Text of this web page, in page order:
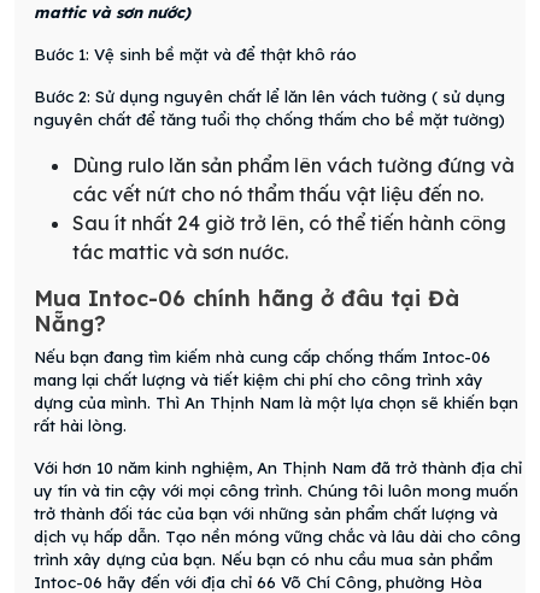
mattic và sơn nước)
Bước 1: Vệ sinh bề mặt và để thật khô ráo
Bước 2: Sử dụng nguyên chất lể lăn lên vách tường ( sử dụng
nguyên chất để tăng tuổi thọ chống thấm cho bề mặt tường)
Dùng rulo lăn sản phẩm lên vách tường đứng và
các vết nứt cho nó thẩm thấu vật liệu đến no.
Sau ít nhất 24 giờ trở lên, có thể tiến hành công
tác mattic và sơn nước.
Mua Intoc-06 chính hãng ở đâu tại Đà
Nẵng?
Nếu bạn đang tìm kiếm nhà cung cấp chống thấm Intoc-06
mang lại chất lượng và tiết kiệm chi phí cho công trình xây
dựng của mình. Thì An Thịnh Nam là một lựa chọn sẽ khiến bạn
rất hài lòng.
Với hơn 10 năm kinh nghiệm, An Thịnh Nam đã trở thành địa chỉ
uy tín và tin cậy với mọi công trình. Chúng tôi luôn mong muốn
trở thành đối tác của bạn với những sản phẩm chất lượng và
dịch vụ hấp dẫn. Tạo nền móng vững chắc và lâu dài cho công
trình xây dựng của bạn. Nếu bạn có nhu cầu mua sản phẩm
Intoc-06 hãy đến với địa chỉ 66 Võ Chí Công, phường Hòa